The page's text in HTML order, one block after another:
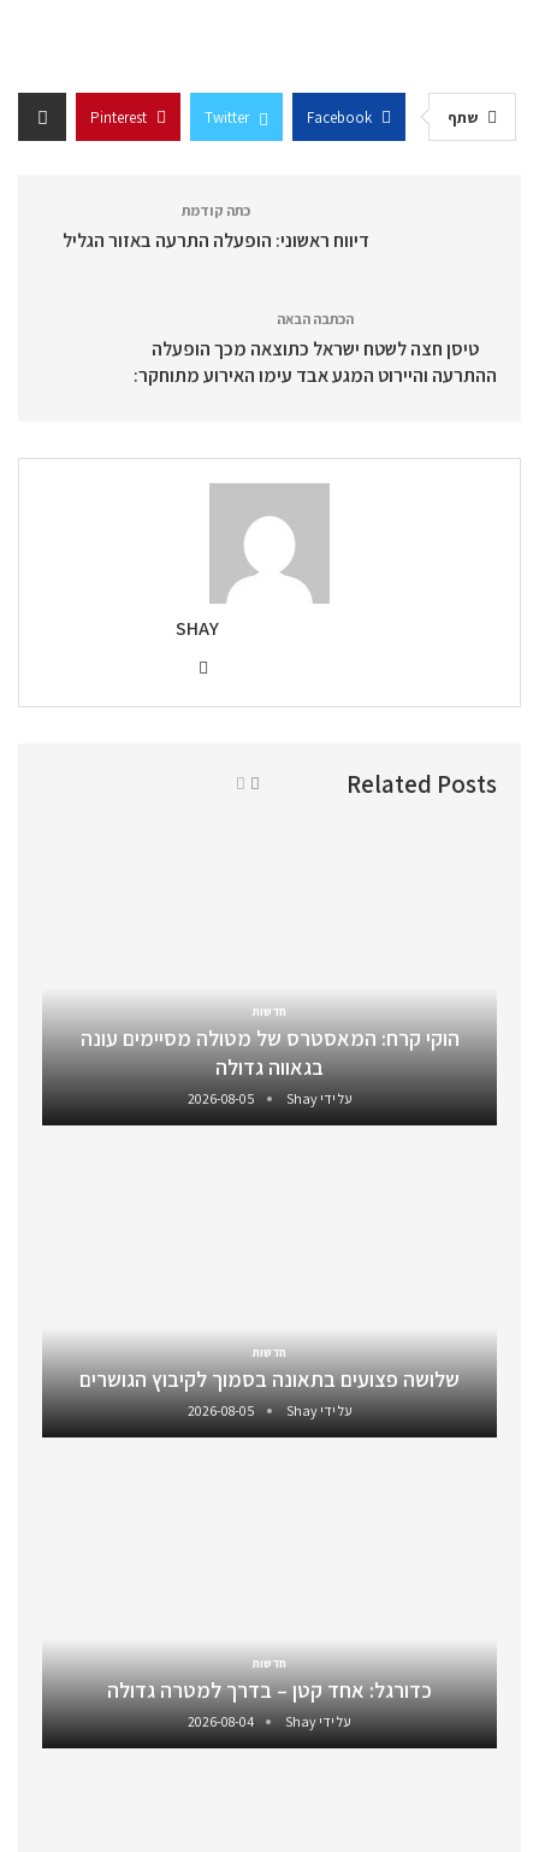
שתף Facebook
Twitter
Pinterest
כתה קודמת
דיווח ראשוני: הופעלה התרעה באזור הגליל
הכתבה הבאה
טיסן חצה לשטח ישראל כתוצאה מכך הופעלה
ההתרעה והיירוט המגע אבד עימו האירוע מתוחקר:
SHAY
Related Posts
חדשות
הוקי קרח: המאסטרס של מטולה מסיימים עונה
בגאווה גדולה
על ידיShay
2026-08-05
חדשות
שלושה פצועים בתאונה בסמוך לקיבוץ הגושרים
על ידיShay
2026-08-05
חדשות
כדורגל: אחד קטן – בדרך למטרה גדולה
על ידיShay
2026-08-04